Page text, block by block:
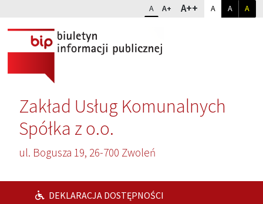
Zmień rozmiar czcionki
A rozmiar standardowy
A+ rozmiar powiększony
A++rozmiar
Dopasuj
A kontrast
A A
Zakład Usług Komunalnych
Spółka z o.o.
ul. Bogusza 19, 26-700 Zwoleń
DEKLARACJA DOSTĘPNOŚCI